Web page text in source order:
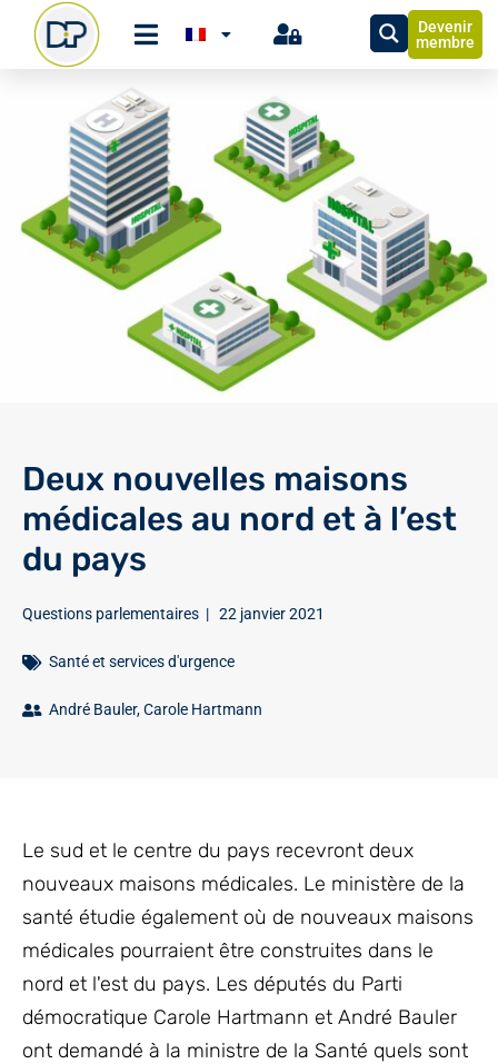
Devenir
membre
Deux nouvelles maisons
médicales au nord et à l’est
du pays
Questions parlementaires | 22 janvier 2021
Santé et services d'urgence
André Bauler,Carole Hartmann
Le sud et le centre du pays recevront deux
nouveaux maisons médicales. Le ministère de la
santé étudie également où de nouveaux maisons
médicales pourraient être construites dans le
nord et l'est du pays. Les députés du Parti
démocratique Carole Hartmann et André Bauler
ont demandé à la ministre de la Santé quels sont